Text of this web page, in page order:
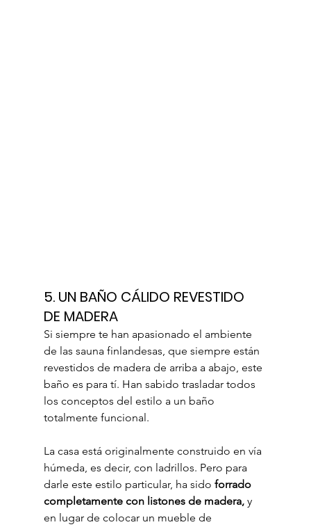
5. UN BAÑO CÁLIDO REVESTIDO
DE MADERA
Si siempre te han apasionado el ambiente
de las sauna finlandesas, que siempre están
revestidos de madera de arriba a abajo, este
baño es para tí. Han sabido trasladar todos
los conceptos del estilo a un baño
totalmente funcional.
La casa está originalmente construido en vía
húmeda, es decir, con ladrillos. Pero para
darle este estilo particular, ha sido forrado
completamente con listones de madera, y
en lugar de colocar un mueble de